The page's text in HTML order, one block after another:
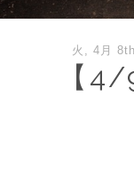
火, 4月
【